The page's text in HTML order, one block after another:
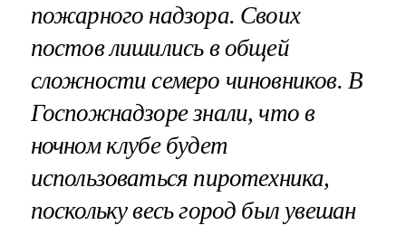
пожарного надзора. Своих
постов лишились в общей
сложности семеро чиновников. В
Госпожнадзоре знали, что в
ночном клубе будет
использоваться пиротехника,
поскольку весь город был увешан